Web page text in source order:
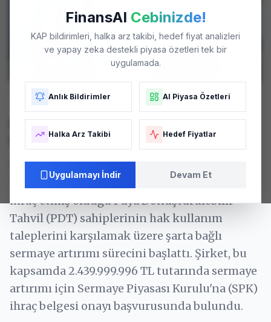
FinansAI Cebinizde!
KAP bildirimleri, halka arz takibi, hedef fiyat analizleri
ve yapay zeka destekli piyasa özetleri tek bir
uygulamada.
Anlık Bildirimler AI Piyasa Özetleri
Halka Arz Takibi Hedef Fiyatlar
Uygulamayı İndir Devam Et
tesisleri - Temsili Görsel. Fotoğraf: Arşiv
Şarta Bağlı Sermaye Artırımı ile Dönüşüm
Süreci
SASA Polyester Sanayi A.Ş. (SASA), 1 Nisan
2026 tarihinde yaptığı bildirimle, yurtdışında
ihraç etmiş olduğu Paya Dönüştürülebilir
Tahvil (PDT) sahiplerinin hak kullanım
taleplerini karşılamak üzere şarta bağlı
sermaye artırımı sürecini başlattı. Şirket, bu
kapsamda 2.439.999.996 TL tutarında sermaye
artırımı için Sermaye Piyasası Kurulu'na (SPK)
ihraç belgesi onayı başvurusunda bulundu.